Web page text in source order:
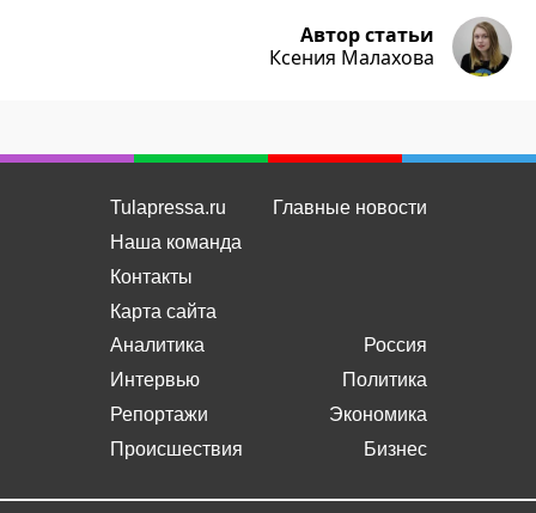
Автор статьи
Ксения Малахова
Tulapressa.ru
Наша команда
Контакты
Карта сайта
Главные новости
Аналитика
Интервью
Репортажи
Происшествия
Россия
Политика
Экономика
Бизнес